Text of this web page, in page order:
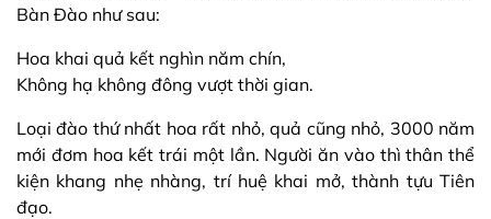
Bàn Đào như sau:
Hoa khai quả kết nghìn năm chín,
Không hạ không đông vượt thời gian.
Loại đào thứ nhất hoa rất nhỏ, quả cũng nhỏ, 3000 năm
mới đơm hoa kết trái một lần. Người ăn vào thì thân thể
kiện khang nhẹ nhàng, trí huệ khai mở, thành tựu Tiên
đạo.